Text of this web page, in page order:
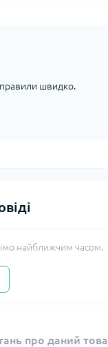
швидко.
найближчим часом.
про даний